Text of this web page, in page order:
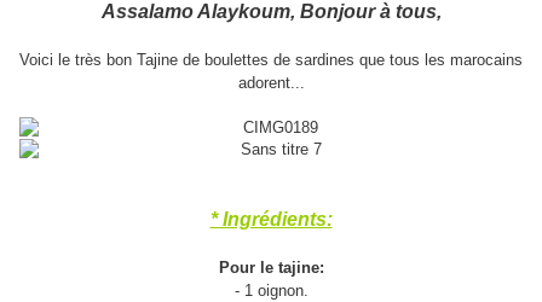
Assalamo Alaykoum, Bonjour à tous,
Voici le très bon Tajine de boulettes de sardines que tous les marocains
adorent...
* Ingrédients:
Pour le tajine:
- 1 oignon.